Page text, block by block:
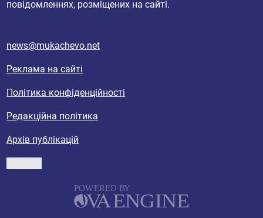
повідомленнях, розміщених на сайті.
news@mukachevo.net
Реклама на сайті
Політика конфіденційності
Редакційна політика
Архів публікацій